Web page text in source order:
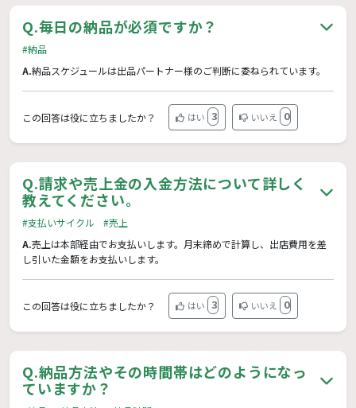
Q.毎日の納品が必須ですか？
#納品
A.納品スケジュールは出品パートナー様のご判断に委ねられています。
この回答は役に立ちましたか？ はい 3 いいえ 0
Q.請求や売上金の入金方法について詳しく
教えてください。
#支払いサイクル
#売上
A.売上は本部経由でお支払いします。月末締めで計算し、出店費用を差
し引いた金額をお支払いします。
この回答は役に立ちましたか？ はい 3 いいえ 0
Q.納品方法やその時間帯はどのようになっ
ていますか？